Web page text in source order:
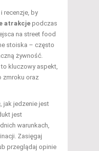
recenzje, by
atrakcje podczas
na street food
stoiska – często
żywność.
to kluczowy aspekt,
zmroku oraz
jak jedzenie jest
jest
warunkach,
Zasięgaj
przeglądaj opinie